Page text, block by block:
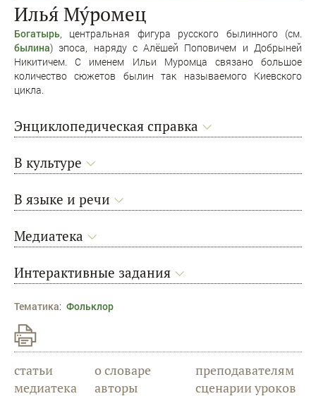
Илья́ Му́ромец
Богатырь, центральная фигура русского былинного (см.
былина) эпоса, наряду с Алёшей Поповичем и Добрыней
Никитичем. С именем Ильи Муромца связано большое
количество сюжетов былин так называемого Киевского
цикла.
Энциклопедическая справка
В культуре
В языке и речи
Медиатека
Интерактивные задания
Тематика: Фольклор
статьи
медиатека
о словаре
авторы
преподавателям
сценарии уроков